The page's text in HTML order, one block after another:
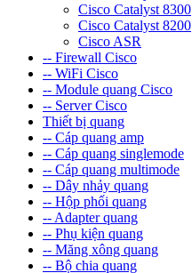
Cisco Catalyst 8300
Cisco Catalyst 8200
Cisco ASR
-- Firewall Cisco
-- WiFi Cisco
-- Module quang Cisco
-- Server Cisco
Thiết bị quang
-- Cáp quang amp
-- Cáp quang singlemode
-- Cáp quang multimode
-- Dây nhảy quang
-- Hộp phối quang
-- Adapter quang
-- Phụ kiện quang
-- Măng xông quang
-- Bộ chia quang